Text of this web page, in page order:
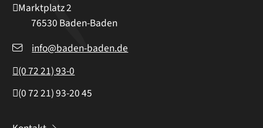
Marktplatz 2
76530 Baden-Baden
info@baden-baden.de
(07221) 93-0
(07221) 93-2045